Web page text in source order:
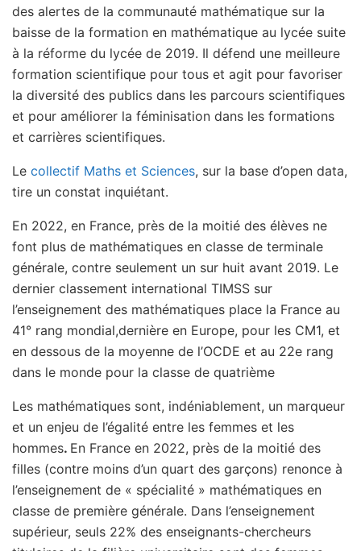
des alertes de la communauté mathématique sur la
baisse de la formation en mathématique au lycée suite
à la réforme du lycée de 2019. Il défend une meilleure
formation scientifique pour tous et agit pour favoriser
la diversité des publics dans les parcours scientifiques
et pour améliorer la féminisation dans les formations
et carrières scientifiques.
Le collectif Maths et Sciences, sur la base d’open data,
tire un constat inquiétant.
En 2022, en France, près de la moitié des élèves ne
font plus de mathématiques en classe de terminale
générale, contre seulement un sur huit avant 2019. Le
dernier classement international TIMSS sur
l’enseignement des mathématiques place la France au
41° rang mondial,dernière en Europe, pour les CM1, et
en dessous de la moyenne de l’OCDE et au 22e rang
dans le monde pour la classe de quatrième
Les mathématiques sont, indéniablement, un marqueur
et un enjeu de l’égalité entre les femmes et les
hommes. En France en 2022, près de la moitié des
filles (contre moins d’un quart des garçons) renonce à
l’enseignement de « spécialité » mathématiques en
classe de première générale. Dans l’enseignement
supérieur, seuls 22% des enseignants-chercheurs